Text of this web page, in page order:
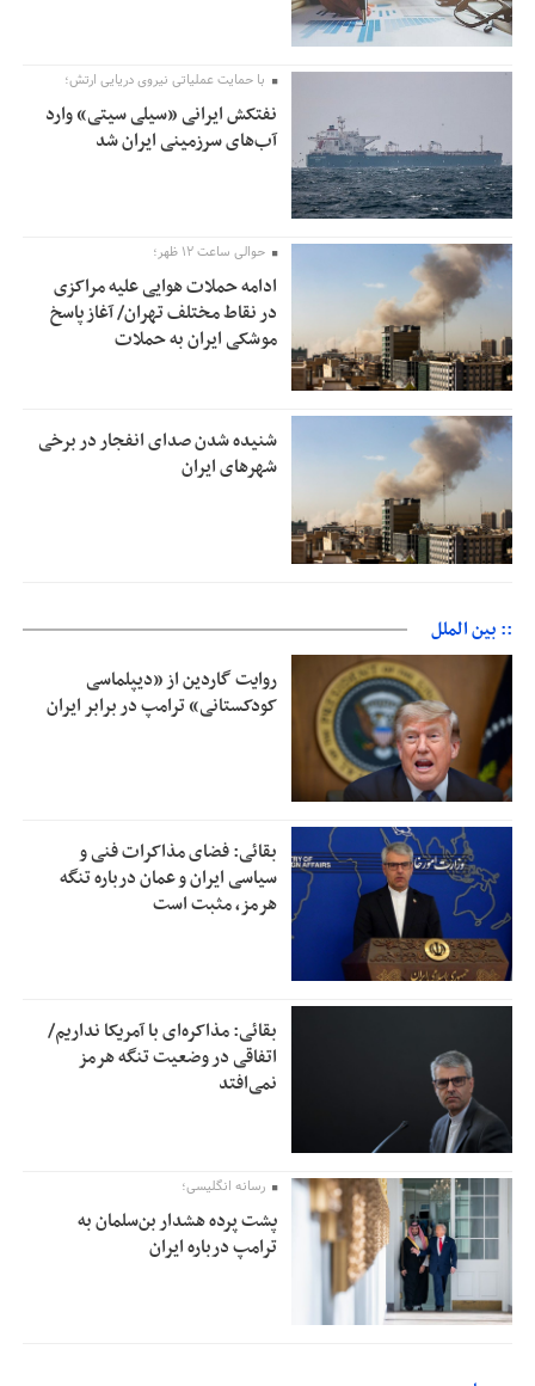
با حمایت عملیاتی نیروی دریایی ارتش؛
نفتکش ایرانی «سیلی سیتی» وارد
آب‌های سرزمینی ایران شد
حوالی ساعت ۱۲ ظهر؛
ادامه حملات هوایی علیه مراکزی
در نقاط مختلف تهران/ آغاز پاسخ
موشکی ایران به حملات
شنیده شدن صدای انفجار در برخی
شهرهای ایران
:: بین الملل
روایت گاردین از «دیپلماسی
کودکستانی» ترامپ در برابر ایران
بقائی: فضای مذاکرات فنی و
سیاسی ایران و عمان درباره تنگه
هرمز، مثبت است
بقائی: مذاکره‌ای با آمریکا نداریم/
اتفاقی در وضعیت تنگه هرمز
نمی‌افتد
رسانه انگلیسی؛
پشت پرده هشدار بن‌سلمان به
ترامپ درباره ایران